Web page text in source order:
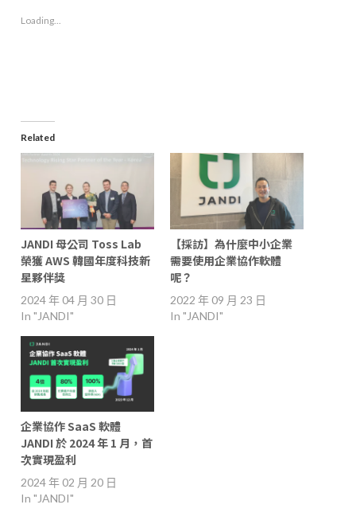
window)
Loading...
Related
JANDI 母公司 Toss Lab
榮獲 AWS 韓國年度科技新
星夥伴獎
2024 年 04 月 30 日
In "JANDI"
【採訪】為什麼中小企業
需要使用企業協作軟體
呢？
2022 年 09 月 23 日
In "JANDI"
企業協作 SaaS 軟體
JANDI 於 2024 年 1 月，首
次實現盈利
2024 年 02 月 20 日
In "JANDI"